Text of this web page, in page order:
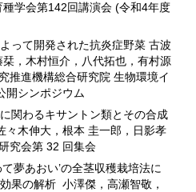
学会第142回講演会 (令和4年度
って開発された抗炎症野菜古波
，木村恒介，八代拓也，有村源
進機構総合研究院 生物環境イ
開シンポジウム
関わるキサントン類とその合成
々木伸大，根本 圭一郎，日影孝
究会第 32 回集会
夢あおい’の全茎収穫栽培法に
果の解析 小澤傑 ，高瀬智敬 ，